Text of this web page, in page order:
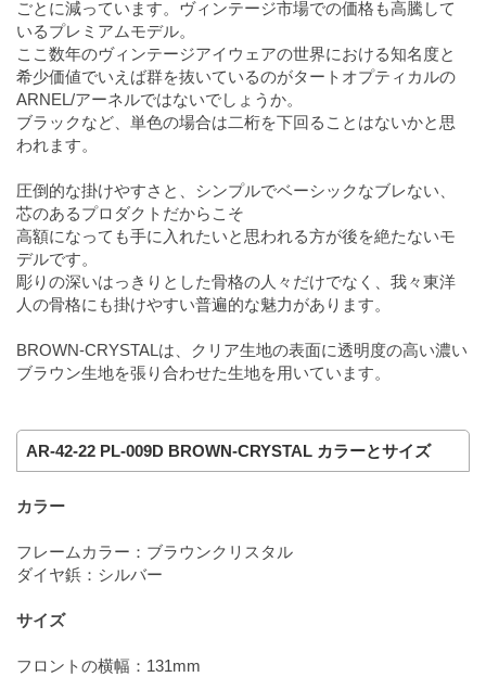
ごとに減っています。ヴィンテージ市場での価格も高騰して
いるプレミアムモデル。
ここ数年のヴィンテージアイウェアの世界における知名度と
希少価値でいえば群を抜いているのがタートオプティカルの
ARNEL/アーネルではないでしょうか。
ブラックなど、単色の場合は二桁を下回ることはないかと思
われます。
圧倒的な掛けやすさと、シンプルでベーシックなブレない、
芯のあるプロダクトだからこそ
高額になっても手に入れたいと思われる方が後を絶たないモ
デルです。
彫りの深いはっきりとした骨格の人々だけでなく、我々東洋
人の骨格にも掛けやすい普遍的な魅力があります。
BROWN-CRYSTALは、クリア生地の表面に透明度の高い濃い
ブラウン生地を張り合わせた生地を用いています。
AR-42-22 PL-009D BROWN-CRYSTAL カラーとサイズ
カラー
フレームカラー：ブラウンクリスタル
ダイヤ鋲：シルバー
サイズ
フロントの横幅：131mm